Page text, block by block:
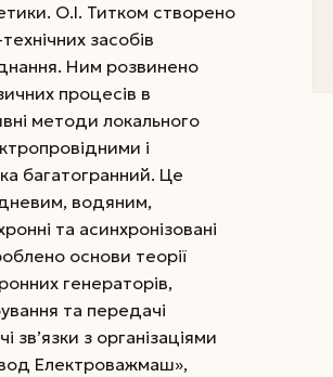
О.І. Титком створено
засобів
Ним розвинено
процесів в
методи локального
і
багатогранний. Це
водяним,
та асинхронізовані
основи теорії
генераторів,
та передачі
зв’язки з організаціями
Електроважмаш»,